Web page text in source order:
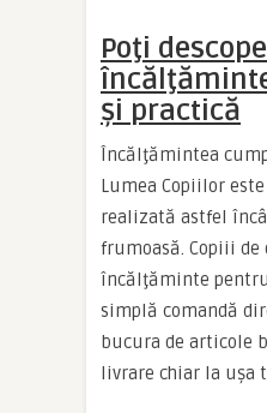
Poţi
şi practică
Încălţămintea
Lumea Copiilor
realizată astfel
frumoasă. Copiii de
încălţăminte
simplă comandă
bucura de articole
livrare chiar la uşa